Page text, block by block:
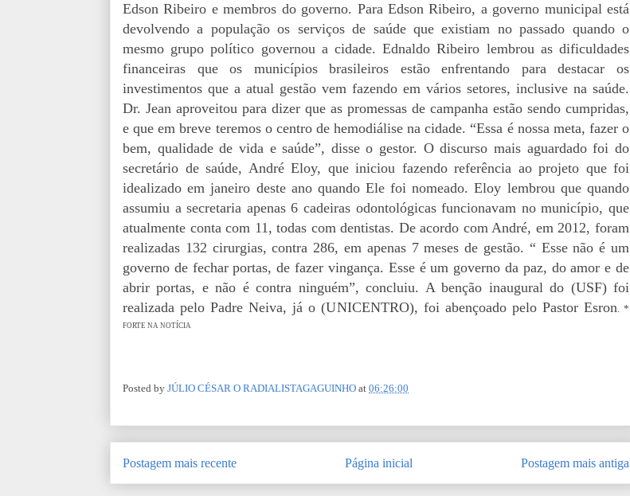
Edson Ribeiro e membros do governo. Para Edson Ribeiro, a governo municipal está
devolvendo a população os serviços de saúde que existiam no passado quando o
mesmo grupo político governou a cidade. Ednaldo Ribeiro lembrou as dificuldades
financeiras que os municípios brasileiros estão enfrentando para destacar os
investimentos que a atual gestão vem fazendo em vários setores, inclusive na saúde.
Dr. Jean aproveitou para dizer que as promessas de campanha estão sendo cumpridas,
e que em breve teremos o centro de hemodiálise na cidade. “Essa é nossa meta, fazer o
bem, qualidade de vida e saúde”, disse o gestor. O discurso mais aguardado foi do
secretário de saúde, André Eloy, que iniciou fazendo referência ao projeto que foi
idealizado em janeiro deste ano quando Ele foi nomeado. Eloy lembrou que quando
assumiu a secretaria apenas 6 cadeiras odontológicas funcionavam no município, que
atualmente conta com 11, todas com dentistas. De acordo com André, em 2012, foram
realizadas 132 cirurgias, contra 286, em apenas 7 meses de gestão. “ Esse não é um
governo de fechar portas, de fazer vingança. Esse é um governo da paz, do amor e de
abrir portas, e não é contra ninguém”, concluiu. A benção inaugural do (USF) foi
realizada pelo Padre Neiva, já o (UNICENTRO), foi abençoado pelo Pastor Esron. *
FORTE NA NOTÍCIA
Posted by JÚLIO CÉSAR O RADIALISTAGAGUINHO at 06:26:00
Postagem mais recente Postagem mais antiga
Página inicial